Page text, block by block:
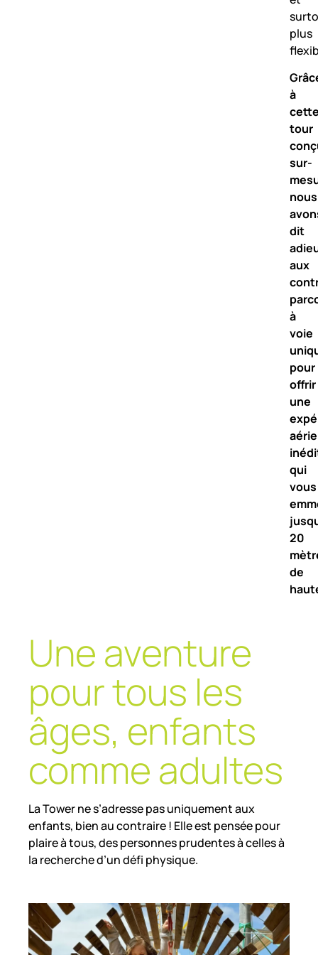
plus
à
tour
sur-
nous
dit
aux
à
voie
pour
offrir
une
qui
vous
20
de
Une aventure
pour tous les
âges, enfants
comme adultes
La Tower ne s’adresse pas uniquement aux
enfants, bien au contraire ! Elle est pensée pour
plaire à tous, des personnes prudentes à celles à
la recherche d’un défi physique.